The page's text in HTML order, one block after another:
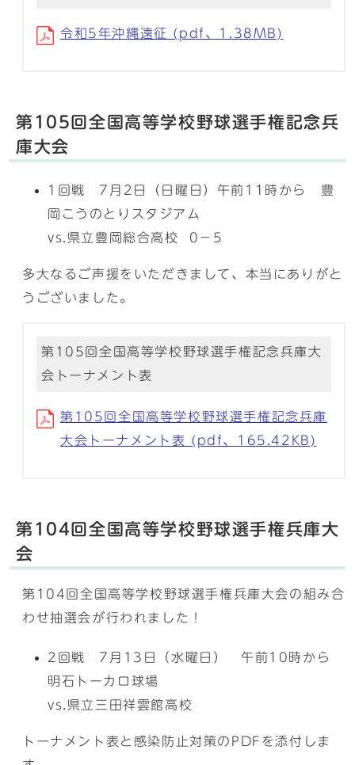
令和5年沖縄遠征 (pdf、1.38MB)
第105回全国高等学校野球選手権記念兵
庫大会
1回戦 7月2日（日曜日）午前11時から 豊
岡こうのとりスタジアム
vs.県立豊岡総合高校 0－5
多大なるご声援をいただきまして、本当にありがと
うございました。
第105回全国高等学校野球選手権記念兵庫大
会トーナメント表
第105回全国高等学校野球選手権記念兵庫
大会トーナメント表 (pdf、165.42KB)
第104回全国高等学校野球選手権兵庫大
会
第104回全国高等学校野球選手権兵庫大会の組み合
わせ抽選会が行われました！
2回戦 7月13日（水曜日） 午前10時から
明石トーカロ球場
vs.県立三田祥雲館高校
トーナメント表と感染防止対策のPDFを添付しま